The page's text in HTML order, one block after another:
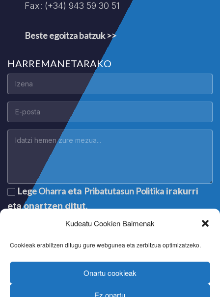
Kudeatu Cookien Baimenak
Cookieak erabiltzen ditugu gure webgunea eta zerbitzua optimizatzeko.
Onartu cookieak
Ez onartu
Fax: (+34) 943 59 30 51
Beste egoitza batzuk >>
HARREMANETARAKO
Lege Oharra eta Pribatutasun Politika irakurri
eta onartzen ditut.